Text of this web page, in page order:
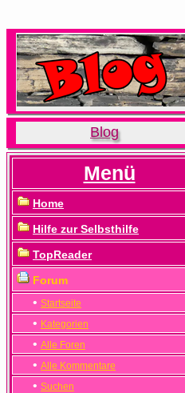
Blog
Menü
Home
Hilfe zur Selbsthilfe
TopReader
Forum
• Startseite
• Kategorien
• Alle Foren
• Alle Kommentare
• Suchen